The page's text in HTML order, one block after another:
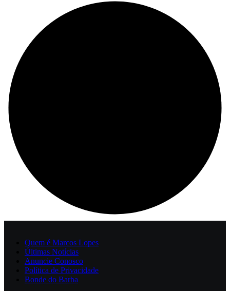
Quem é Marcos Lopes
Últimas Notícias
Anuncie Conosco
Política de Privacidade
Bonde do Barba